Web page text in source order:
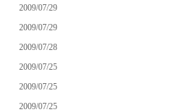
2009/07/29
2009/07/29
2009/07/28
2009/07/25
2009/07/25
2009/07/25